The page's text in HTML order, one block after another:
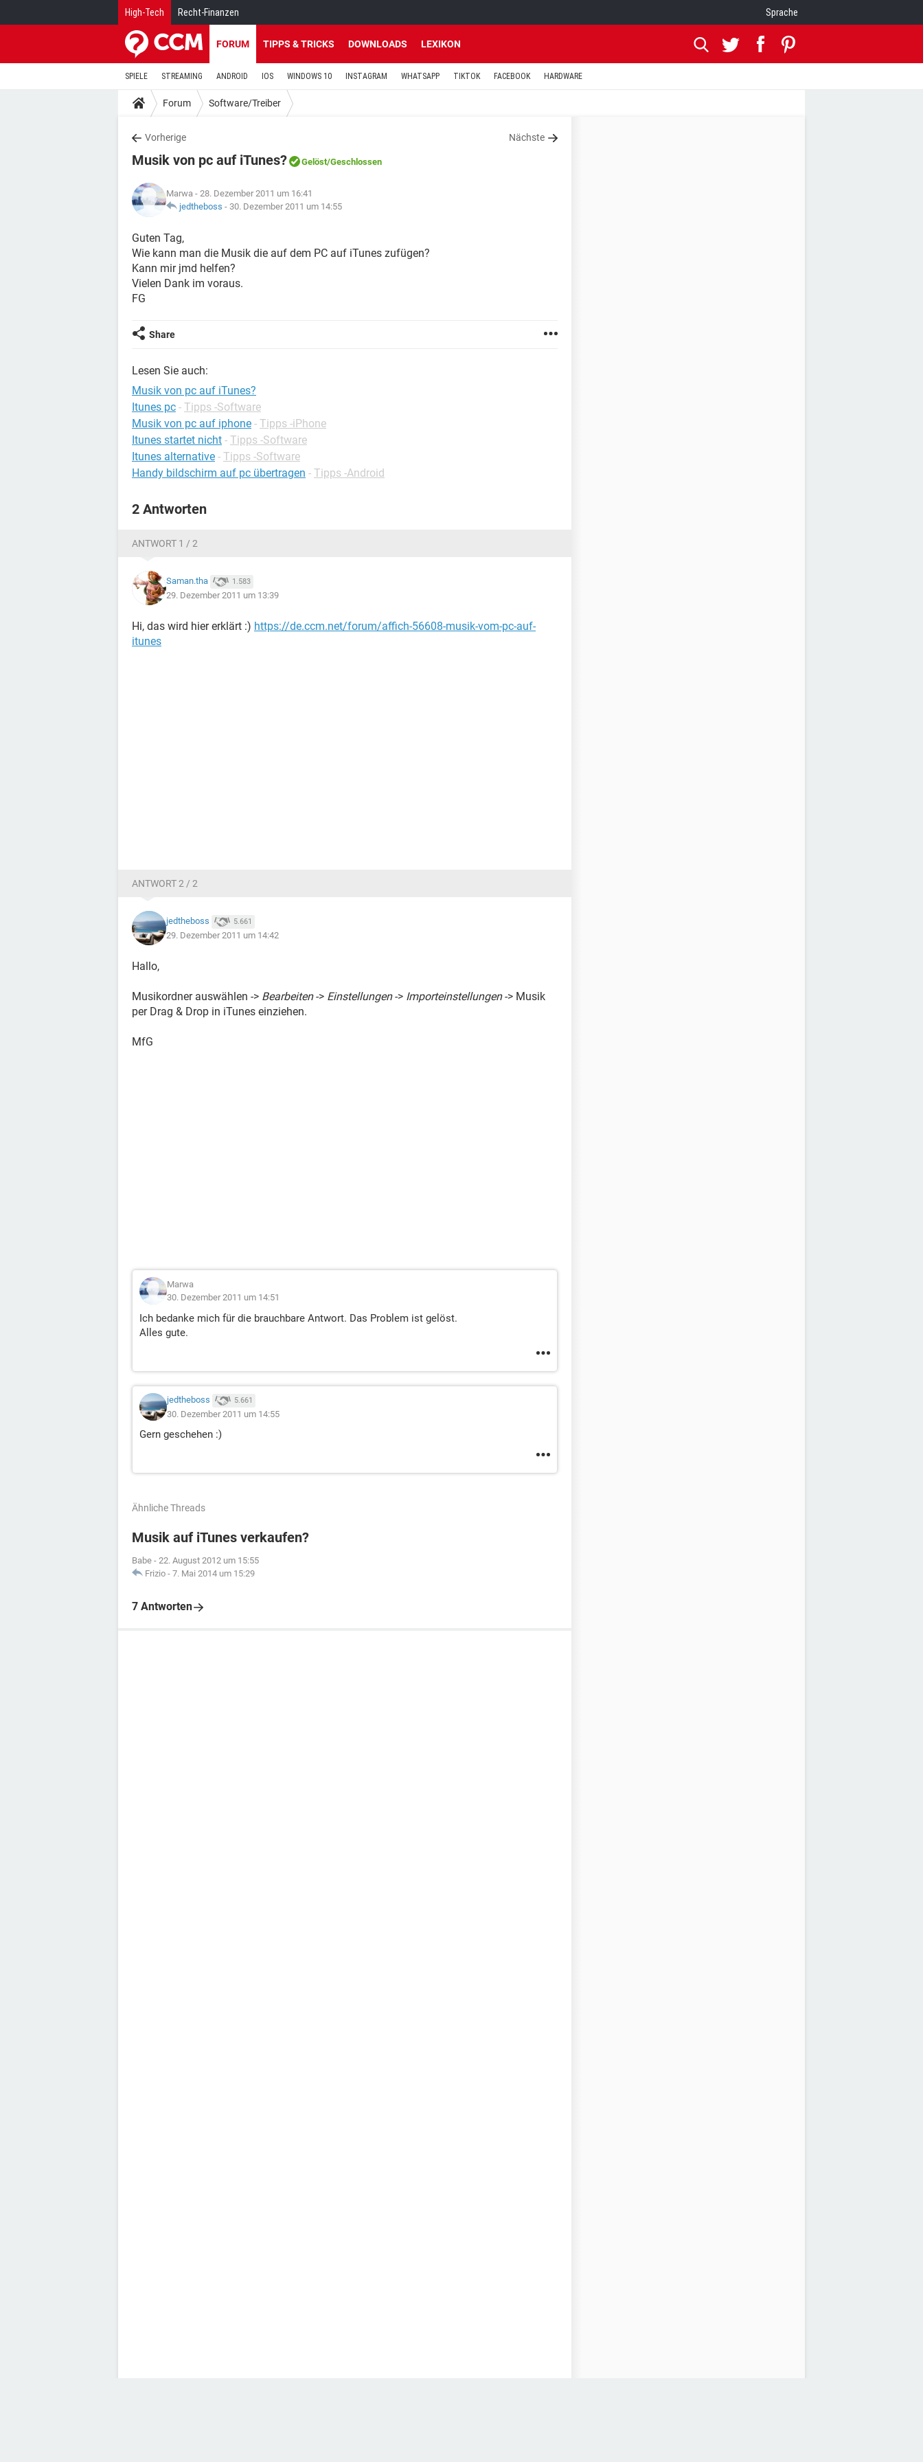
High-Tech Recht-Finanzen Sprache
FORUM TIPPS & TRICKS DOWNLOADS LEXIKON
SPIELE STREAMING ANDROID IOS WINDOWS 10 INSTAGRAM WHATSAPP TIKTOK FACEBOOK HARDWARE
Forum Software/Treiber
Vorherige Nächste
Musik von pc auf iTunes? Gelöst/Geschlossen
Marwa - 28. Dezember 2011 um 16:41
jedtheboss - 30. Dezember 2011 um 14:55
Guten Tag,
Wie kann man die Musik die auf dem PC auf iTunes zufügen?
Kann mir jmd helfen?
Vielen Dank im voraus.
FG
Share
Lesen Sie auch:
Musik von pc auf iTunes?
Itunes pc - Tipps -Software
Musik von pc auf iphone - Tipps -iPhone
Itunes startet nicht - Tipps -Software
Itunes alternative - Tipps -Software
Handy bildschirm auf pc übertragen - Tipps -Android
2 Antworten
ANTWORT 1 / 2
Saman.tha 1.583
29. Dezember 2011 um 13:39
Hi, das wird hier erklärt :) https://de.ccm.net/forum/affich-56608-musik-vom-pc-auf-
itunes
ANTWORT 2 / 2
jedtheboss 5.661
29. Dezember 2011 um 14:42
Hallo,
Musikordner auswählen -> Bearbeiten-> Einstellungen-> Importeinstellungen-> Musik
per Drag & Drop in iTunes einziehen.
MfG
Marwa
30. Dezember 2011 um 14:51
Ich bedanke mich für die brauchbare Antwort. Das Problem ist gelöst.
Alles gute.
jedtheboss 5.661
30. Dezember 2011 um 14:55
Gern geschehen :)
Ähnliche Threads
Musik auf iTunes verkaufen?
Babe - 22. August 2012 um 15:55
Frizio - 7. Mai 2014 um 15:29
7 Antworten